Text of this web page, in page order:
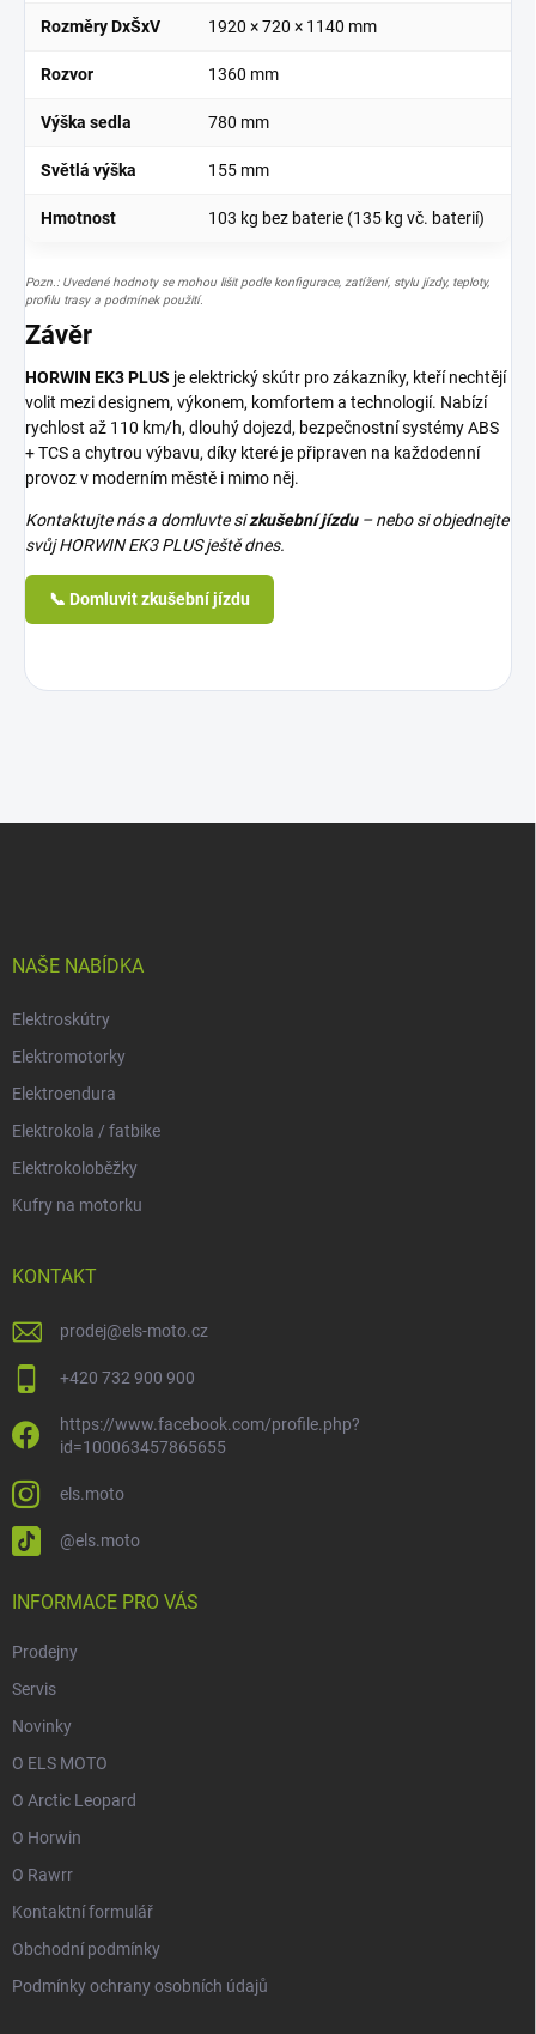
Rozměry DxŠxV 1920 × 720 × 1140 mm
Rozvor 1360 mm
Výška sedla 780 mm
Světlá výška 155 mm
Hmotnost 103 kg bez baterie (135 kg vč. baterií)
Pozn.: Uvedené hodnoty se mohou lišit podle konfigurace, zatížení, stylu jízdy, teploty,
profilu trasy a podmínek použití.
Závěr
HORWIN EK3 PLUS je elektrický skútr pro zákazníky, kteří nechtějí
volit mezi designem, výkonem, komfortem a technologií. Nabízí
rychlost až 110 km/h, dlouhý dojezd, bezpečnostní systémy ABS
+ TCS a chytrou výbavu, díky které je připraven na každodenní
provoz v moderním městě i mimo něj.
Kontaktujte nás a domluvte sizkušební jízdu– nebo si objednejte
svůj HORWIN EK3 PLUS ještě dnes.
📞 Domluvit zkušební jízdu
NAŠE NABÍDKA
Elektroskútry
Elektromotorky
Elektroendura
Elektrokola / fatbike
Elektrokoloběžky
Kufry na motorku
KONTAKT
prodej@els-moto.cz
+420 732 900 900
https://www.facebook.com/profile.php?
id=100063457865655
els.moto
@els.moto
INFORMACE PRO VÁS
Prodejny
Servis
Novinky
O ELS MOTO
O Arctic Leopard
O Horwin
O Rawrr
Kontaktní formulář
Obchodní podmínky
Podmínky ochrany osobních údajů